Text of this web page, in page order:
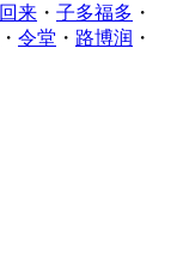
回来 ・ 子多福多 ・
・ 令堂 ・ 路博润 ・